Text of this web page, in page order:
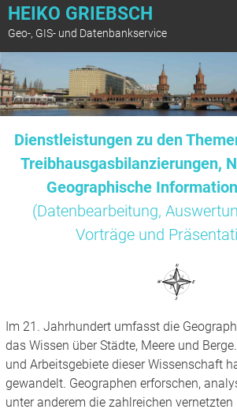
Zum
springen
HEIKO GRIEBSCH
Geo-, GIS- und Datenbankservice
Dienstleistungen zu den
Treibhausgasbilanzierungen,
Geographische
(Datenbearbeitung,
Vorträge und
Im 21. Jahrhundert umfasst die
das Wissen über Städte, Meere und
und Arbeitsgebiete dieser Wissenschaft
gewandelt. Geographen erforschen,
unter anderem die zahlreichen vernetzten